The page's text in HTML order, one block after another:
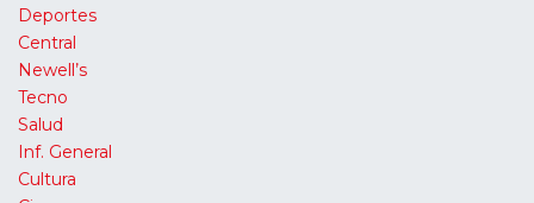
Deportes
Central
Newell’s
Tecno
Salud
Inf. General
Cultura